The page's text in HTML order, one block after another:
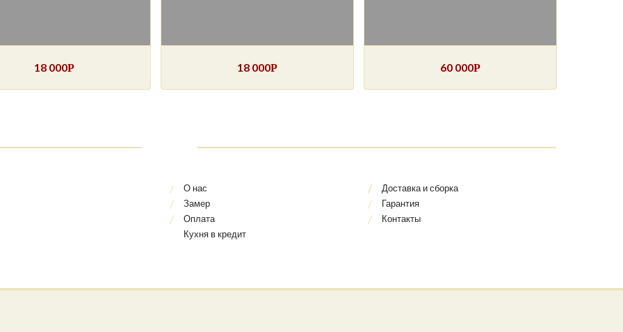
18 000Р 18 000Р 60 000Р
О нас
Замер
Оплата
Кухня в кредит
Доставка и сборка
Гарантия
Контакты